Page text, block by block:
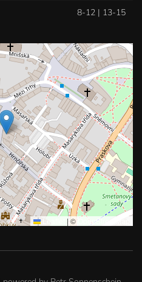
8-12 | 13-15
Leaflet | © OpenStreetMap